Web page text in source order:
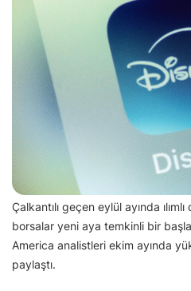
Çalkantılı geçen eylül ayında
borsalar yeni aya temkinli bir
America analistleri ekim ayında
paylaştı.